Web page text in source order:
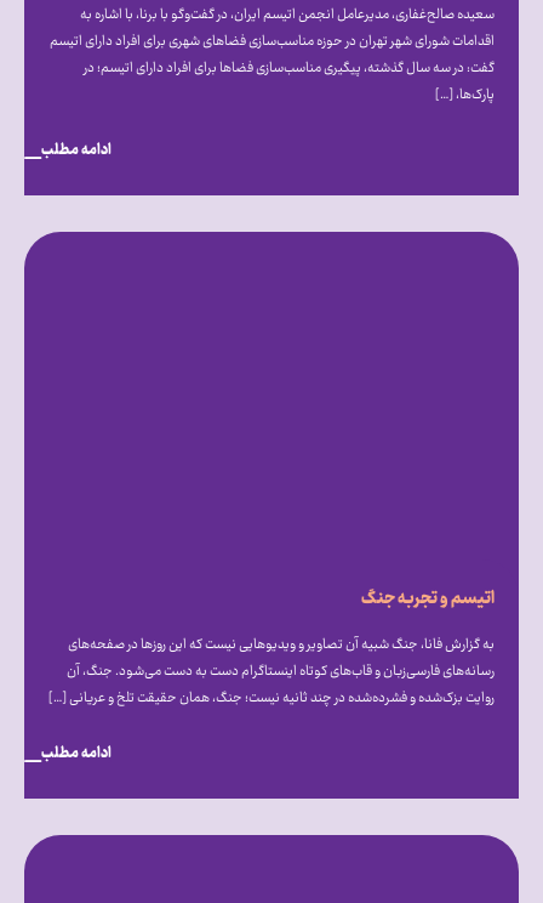
سعیده صالح‌غفاری، مدیرعامل انجمن اتیسم ایران، در گفت‌و‌گو با برنا، با اشاره به
اقدامات شورای شهر تهران در حوزه مناسب‌سازی فضا‌های شهری برای افراد دارای اتیسم
گفت: در سه سال گذشته، پیگیری مناسب‌سازی فضا‌ها برای افراد دارای اتیسم؛ در
پارک‌ها، […]
ادامه مطلب
اتیسم و تجربه جنگ
به گزارش فانا، جنگ شبیه آن تصاویر و ویدیوهایی نیست که این روزها در صفحه‌های
رسانه‌های فارسی‌زبان و قاب‌های کوتاه اینستاگرام دست‌ به‌ دست می‌شود. جنگ، آن
روایت بزک‌شده و فشرده‌شده در چند ثانیه نیست؛ جنگ، همان حقیقت تلخ و عریانی […]
ادامه مطلب